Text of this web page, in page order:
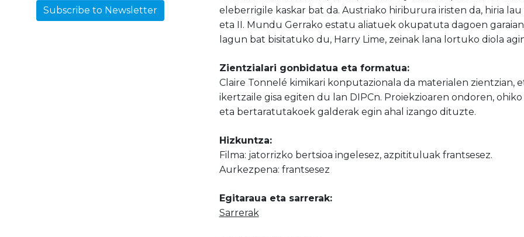
Subscribe to Newsletter
eleberrigile kaskar bat da. Austriako hiriburura iristen da, hiria
eta II. Mundu Gerrako estatu aliatuek okupatuta dagoen
lagun bat bisitatuko du, Harry Lime, zeinak lana lortuko diola
Zientzialari gonbidatua eta formatua:
Claire Tonnelé kimikari konputazionala da materialen zientzian,
ikertzaile gisa egiten du lan DIPCn. Proiekzioaren ondoren, ohiko
eta bertaratutakoek galderak egin ahal izango dituzte.
Hizkuntza:
Filma: jatorrizko bertsioa ingelesez, azpitituluak frantsesez.
Aurkezpena: frantsesez
Egitaraua eta sarrerak:
Sarrerak